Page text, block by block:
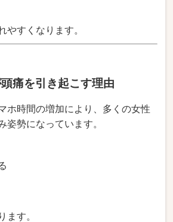
やすくなります。
痛を引き起こす理由
ホ時間の増加により、多くの女性
姿勢になっています。
ます。